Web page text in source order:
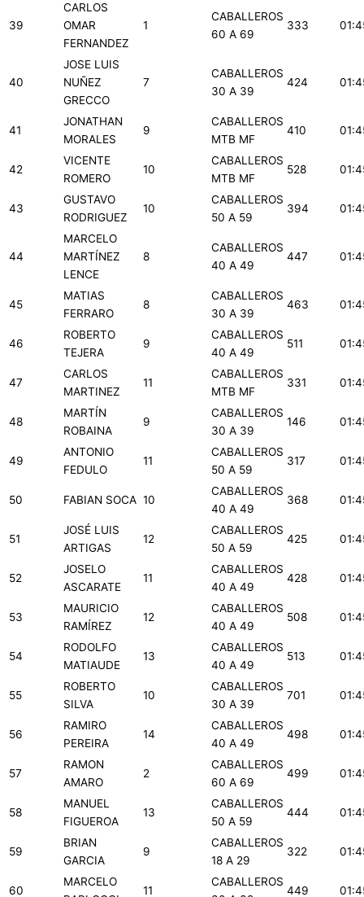
39
CARLOS
OMAR
FERNANDEZ
1
CABALLEROS
60 A 69
333
40
JOSE LUIS
NUÑEZ
GRECCO
7
CABALLEROS
30 A 39
424
41
JONATHAN
MORALES
9
CABALLEROS
MTB MF
410
42
VICENTE
ROMERO
10
CABALLEROS
MTB MF
528
43
GUSTAVO
RODRIGUEZ
10
CABALLEROS
50 A 59
394
44
MARCELO
MARTÍNEZ
LENCE
8
CABALLEROS
40 A 49
447
45
MATIAS
FERRARO
8
CABALLEROS
30 A 39
463
46
ROBERTO
TEJERA
9
CABALLEROS
40 A 49
511
47
CARLOS
MARTINEZ
11
CABALLEROS
MTB MF
331
48
MARTÍN
ROBAINA
9
CABALLEROS
30 A 39
146
49
ANTONIO
FEDULO
11
CABALLEROS
50 A 59
317
50 FABIAN SOCA 10
CABALLEROS
40 A 49
368
51
JOSÉ LUIS
ARTIGAS
12
CABALLEROS
50 A 59
425
52
JOSELO
ASCARATE
11
CABALLEROS
40 A 49
428
53
MAURICIO
RAMÍREZ
12
CABALLEROS
40 A 49
508
54
RODOLFO
MATIAUDE
13
CABALLEROS
40 A 49
513
55
ROBERTO
SILVA
10
CABALLEROS
30 A 39
701
56
RAMIRO
PEREIRA
14
CABALLEROS
40 A 49
498
57
RAMON
AMARO
2
CABALLEROS
60 A 69
499
58
MANUEL
FIGUEROA
13
CABALLEROS
50 A 59
444
59
BRIAN
GARCIA
9
CABALLEROS
18 A 29
322
60
MARCELO
11
CABALLEROS
449